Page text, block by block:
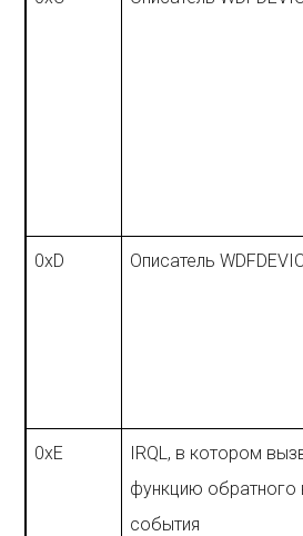
0xD Описатель
0xE
IRQL, в котором
функцию обратного
события